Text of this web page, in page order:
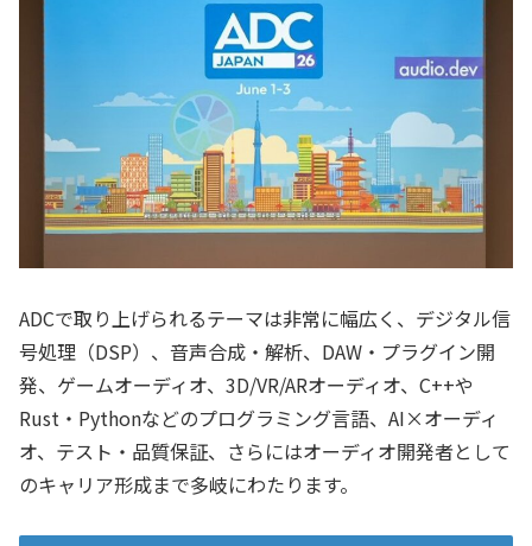
ADCで取り上げられるテーマは非常に幅広く、デジタル信
号処理（DSP）、音声合成・解析、DAW・プラグイン開
発、ゲームオーディオ、3D/VR/ARオーディオ、C++や
Rust・Pythonなどのプログラミング言語、AI×オーディ
オ、テスト・品質保証、さらにはオーディオ開発者として
のキャリア形成まで多岐にわたります。